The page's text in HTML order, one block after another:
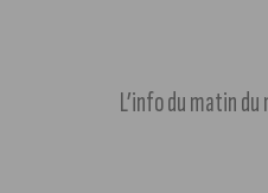
L’info du matin